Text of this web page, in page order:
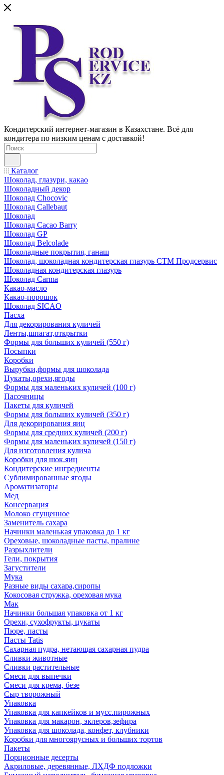
Кондитерский интернет-магазин в Казахстане. Всё для
кондитера по низким ценам с доставкой!
Каталог
Шоколад, глазури, какао
Шоколадный декор
Шоколад Chocovic
Шоколад Callebaut
Шоколад
Шоколад Cacao Barry
Шоколад GP
Шоколад Belcolade
Шоколадные покрытия, ганаш
Шоколад, шоколадная кондитерская глазурь СТМ Продсервис
Шоколадная кондитерская глазурь
Шоколад Carma
Какао-масло
Какао-порошок
Шоколад SICAO
Пасха
Для декорирования куличей
Ленты,шпагат,открытки
Формы для больших куличей (550 г)
Посыпки
Коробки
Вырубки,формы для шоколада
Цукаты,орехи,ягоды
Формы для маленьких куличей (100 г)
Пасочницы
Пакеты для куличей
Формы для больших куличей (350 г)
Для декорирования яиц
Формы для средних куличей (200 г)
Формы для маленьких куличей (150 г)
Для изготовления кулича
Коробки для шок.яиц
Кондитерские ингредиенты
Сублимированные ягоды
Ароматизаторы
Мед
Консервация
Молоко сгущенное
Заменитель сахара
Начинки маленькая упаковка до 1 кг
Ореховые, шоколадные пасты, пралине
Разрыхлители
Гели, покрытия
Загустители
Мука
Разные виды сахара,сиропы
Кокосовая стружка, ореховая мука
Мак
Начинки большая упаковка от 1 кг
Орехи, сухофрукты, цукаты
Пюре, пасты
Пасты Tatis
Сахарная пудра, нетающая сахарная пудра
Сливки животные
Сливки растительные
Смеси для выпечки
Смеси для крема, безе
Сыр творожный
Упаковка
Упаковка для капкейков и мусс.пирожных
Упаковка для макарон, эклеров,зефира
Упаковка для шоколада, конфет, клубники
Коробки для многоярусных и больших тортов
Пакеты
Порционные десерты
Акриловые, деревянные, ЛХДФ подложки